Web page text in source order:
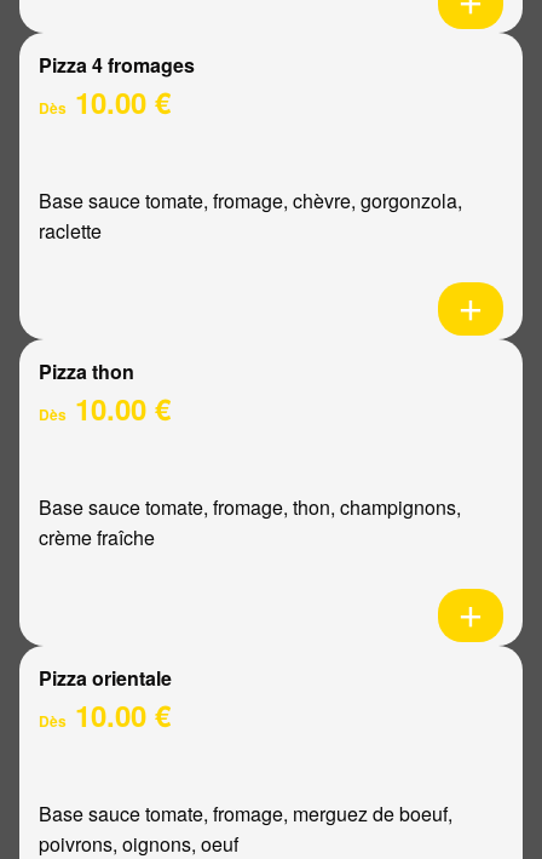
Pizza 4 fromages
Dès 10.00 €
Base sauce tomate, fromage, chèvre, gorgonzola,
raclette
Pizza thon
Dès 10.00 €
Base sauce tomate, fromage, thon, champignons,
crème fraîche
Pizza orientale
Dès 10.00 €
Base sauce tomate, fromage, merguez de boeuf,
poivrons, oignons, oeuf